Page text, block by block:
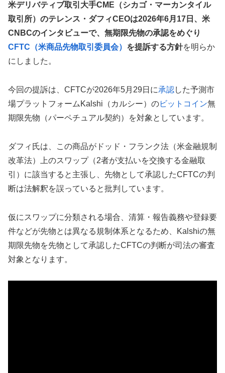
米デリバティブ取引大手CME（シカゴ・マーカンタイル
取引所）のテレンス・ダフィCEOは2026年6月17日、米
CNBCのインタビューで、無期限先物の承認をめぐり
CFTC（米商品先物取引委員会） を提訴する方針を明らか
にしました。
今回の提訴は、CFTCが2026年5月29日に承認した予測市
場プラットフォームKalshi（カルシー）のビットコイン無
期限先物（パーペチュアル契約）を対象としています。
ダフィ氏は、この商品がドッド・フランク法（米金融規制
改革法）上のスワップ（2者が支払いを交換する金融取
引）に該当すると主張し、先物として承認したCFTCの判
断は法解釈を誤っていると批判しています。
仮にスワップに分類される場合、清算・報告義務や登録要
件などが先物とは異なる規制体系となるため、Kalshiの無
期限先物を先物として承認したCFTCの判断が司法の審査
対象となります。